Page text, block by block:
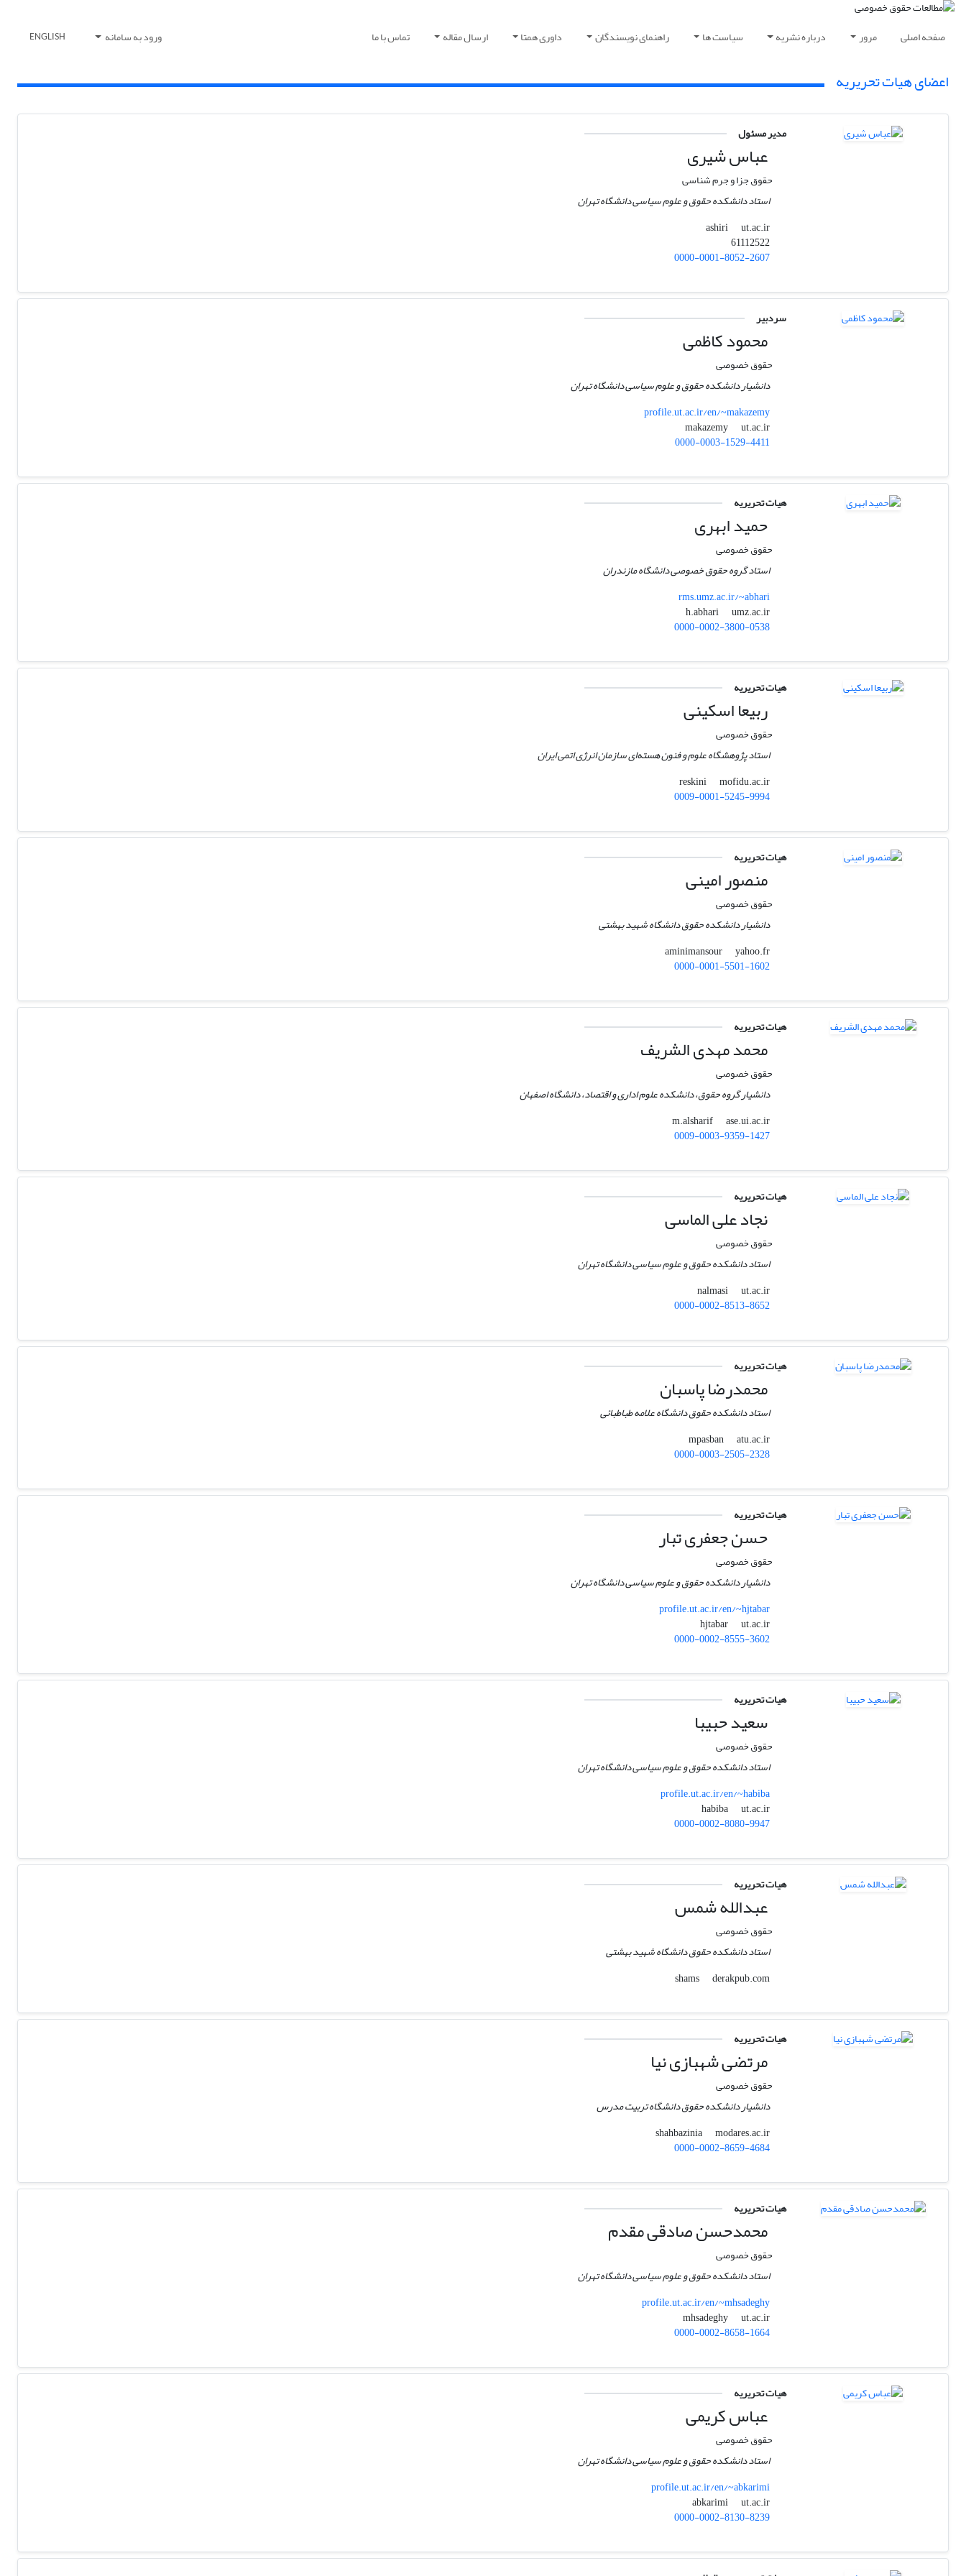
صفحه اصلی مرور درباره نشریه سیاست ها راهنمای نویسندگان داوری همتا ارسال مقاله تماس با ما ورود به سامانه ENGLISH
اعضای هیات تحریریه
مدیر مسئول
عباس شیری
حقوق جزا و جرم شناسی
استاد دانشکده حقوق و علوم سیاسی دانشگاه تهران
ashiri
ut.ac.ir
61112522
0000-0001-8052-2607
سردبیر
محمود کاظمی
حقوق خصوصی
دانشیار دانشکده حقوق و علوم سیاسی دانشگاه تهران
profile.ut.ac.ir/en/~makazemy
makazemy
ut.ac.ir
0000-0003-1529-4411
هیات تحریریه
حمید ابهری
حقوق خصوصی
استاد گروه حقوق خصوصی دانشگاه مازندران
rms.umz.ac.ir/~abhari
h.abhari
umz.ac.ir
0000-0002-3800-0538
هیات تحریریه
ربیعا اسکینی
حقوق خصوصی
استاد پژوهشگاه علوم و فنون هسته‌ای سازمان انرژی اتمی ایران
reskini
mofidu.ac.ir
0009-0001-5245-9994
هیات تحریریه
منصور امینی
حقوق خصوصی
دانشیار دانشکده حقوق دانشگاه شهید بهشتی
aminimansour
yahoo.fr
0000-0001-5501-1602
هیات تحریریه
محمد مهدی الشریف
حقوق خصوصی
دانشیار گروه حقوق، دانشکده علوم اداری و اقتصاد، دانشگاه اصفهان
m.alsharif
ase.ui.ac.ir
0009-0003-9359-1427
هیات تحریریه
نجاد علی الماسی
حقوق خصوصی
استاد دانشکده حقوق و علوم سیاسی دانشگاه تهران
nalmasi
ut.ac.ir
0000-0002-8513-8652
هیات تحریریه
محمدرضا پاسبان
استاد دانشکده حقوق دانشگاه علامه طباطبائی
mpasban
atu.ac.ir
0000-0003-2505-2328
هیات تحریریه
حسن جعفری تبار
حقوق خصوصی
دانشیار دانشکده حقوق و علوم سیاسی دانشگاه تهران
profile.ut.ac.ir/en/~hjtabar
hjtabar
ut.ac.ir
0000-0002-8555-3602
هیات تحریریه
سعید حبیبا
حقوق خصوصی
استاد دانشکده حقوق و علوم سیاسی دانشگاه تهران
profile.ut.ac.ir/en/~habiba
habiba
ut.ac.ir
0000-0002-8080-9947
هیات تحریریه
عبدالله شمس
حقوق خصوصی
استاد دانشکده حقوق دانشگاه شهید بهشتی
shams
derakpub.com
هیات تحریریه
مرتضی شهبازی نیا
حقوق خصوصی
دانشیار دانشکده حقوق دانشگاه تربیت مدرس
shahbazinia
modares.ac.ir
0000-0002-8659-4684
هیات تحریریه
محمدحسن صادقی مقدم
حقوق خصوصی
استاد دانشکده حقوق و علوم سیاسی دانشگاه تهران
profile.ut.ac.ir/en/~mhsadeghy
mhsadeghy
ut.ac.ir
0000-0002-8658-1664
هیات تحریریه
عباس کریمی
حقوق خصوصی
استاد دانشکده حقوق و علوم سیاسی دانشگاه تهران
profile.ut.ac.ir/en/~abkarimi
abkarimi
ut.ac.ir
0000-0002-8130-8239